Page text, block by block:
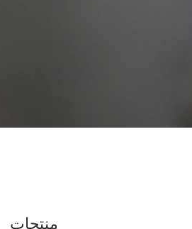
منتجات